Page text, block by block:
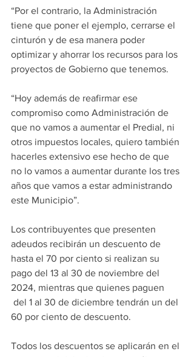
“Por el contrario, la Administración
tiene que poner el ejemplo, cerrarse el
cinturón y de esa manera poder
optimizar y ahorrar los recursos para los
proyectos de Gobierno que tenemos.
“Hoy además de reafirmar ese
compromiso como Administración de
que no vamos a aumentar el Predial, ni
otros impuestos locales, quiero también
hacerles extensivo ese hecho de que
no lo vamos a aumentar durante los tres
años que vamos a estar administrando
este Municipio”.
Los contribuyentes que presenten
adeudos recibirán un descuento de
hasta el 70 por ciento si realizan su
pago del 13 al 30 de noviembre del
2024, mientras que quienes paguen
del 1 al 30 de diciembre tendrán un del
60 por ciento de descuento.
Todos los descuentos se aplicarán en el